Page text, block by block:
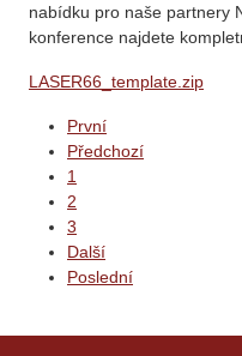
nabídku pro naše partnery
konference najdete
LASER66_template.zip
První
Předchozí
1
2
3
Další
Poslední